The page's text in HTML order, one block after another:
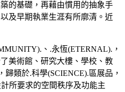
的基礎，再藉由慣用的抽象手
及早期執業生涯有所廓清。近
、.永恆(ETERNAL).，
美術館、研究大樓、學校、教
類於.科學(SCIENCE).區展品，
所要求的空間秩序及功能主